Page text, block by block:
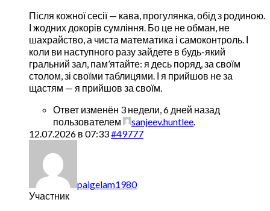
Після кожної сесії — кава, прогулянка, обід з родиною.
І жодних докорів сумління. Бо це не обман, не
шахрайство, а чиста математика і самоконтроль. І
коли ви наступного разу зайдете в будь-який
гральний зал, пам’ятайте: я десь поряд, за своїм
столом, зі своїми таблицями. І я прийшов не за
щастям — я прийшов за своїм.
Ответ изменён 3 недели, 6 дней назад
пользователем
sanjeev.huntlee.
12.07.2026 в 07:33#49777
paigelam1980
Участник